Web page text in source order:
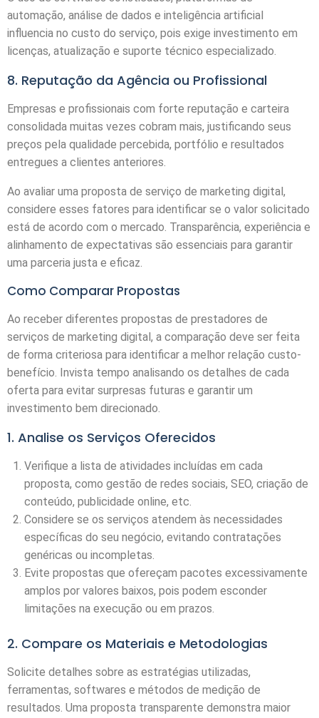
automação, análise de dados e inteligência artificial
influencia no custo do serviço, pois exige investimento em
licenças, atualização e suporte técnico especializado.
8. Reputação da Agência ou Profissional
Empresas e profissionais com forte reputação e carteira
consolidada muitas vezes cobram mais, justificando seus
preços pela qualidade percebida, portfólio e resultados
entregues a clientes anteriores.
Ao avaliar uma proposta de serviço de marketing digital,
considere esses fatores para identificar se o valor solicitado
está de acordo com o mercado. Transparência, experiência e
alinhamento de expectativas são essenciais para garantir
uma parceria justa e eficaz.
Como Comparar Propostas
Ao receber diferentes propostas de prestadores de
serviços de marketing digital, a comparação deve ser feita
de forma criteriosa para identificar a melhor relação custo-
benefício. Invista tempo analisando os detalhes de cada
oferta para evitar surpresas futuras e garantir um
investimento bem direcionado.
1. Analise os Serviços Oferecidos
Verifique a lista de atividades incluídas em cada
proposta, como gestão de redes sociais, SEO, criação de
conteúdo, publicidade online, etc.
Considere se os serviços atendem às necessidades
específicas do seu negócio, evitando contratações
genéricas ou incompletas.
Evite propostas que ofereçam pacotes excessivamente
amplos por valores baixos, pois podem esconder
limitações na execução ou em prazos.
2. Compare os Materiais e Metodologias
Solicite detalhes sobre as estratégias utilizadas,
ferramentas, softwares e métodos de medição de
resultados. Uma proposta transparente demonstra maior